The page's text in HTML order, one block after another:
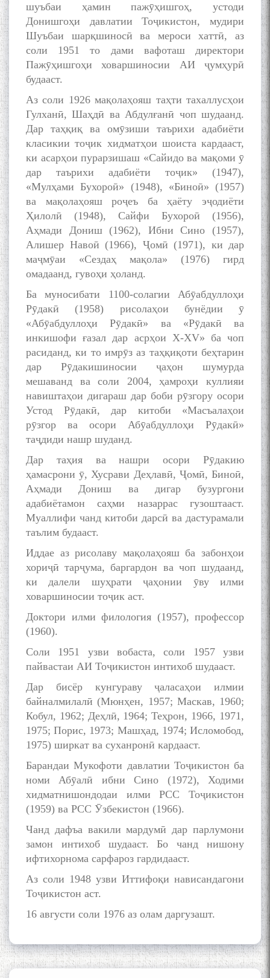
шуъбаи ҳамин пажӯҳишгоҳ, устоди
Донишгоҳи давлатии Тоҷикистон, мудири
Шуъбаи шарқшиносӣ ва мероси хаттӣ, аз
соли 1951 то дами вафоташ директори
Пажӯҳишгоҳи ховаршиносии АИ ҷумҳурӣ
будааст.
Аз соли 1926 мақолаҳояш таҳти тахаллусҳои
Гулханӣ, Шаҳдӣ ва Абдулғанӣ чоп шудаанд.
Дар таҳқиқ ва омӯзиши таърихи адабиёти
класикии тоҷик хидматҳои шоиста кардааст,
ки асарҳои пурарзишаш «Сайидо ва мақоми ӯ
дар таърихи адабиёти тоҷик» (1947),
«Мулҳами Бухороӣ» (1948), «Биноӣ» (1957)
ва мақолаҳояш роҷеъ ба ҳаёту эҷодиёти
Ҳилолӣ (1948), Сайфи Бухороӣ (1956),
Аҳмади Дониш (1962), Ибни Сино (1957),
Алишер Навоӣ (1966), Ҷомӣ (1971), ки дар
маҷмӯаи «Сездаҳ мақола» (1976) гирд
омадаанд, гувоҳи ҳоланд.
Ба муносибати 1100-солагии Абӯабдуллоҳи
Рӯдакӣ (1958) рисолаҳои бунёдии ӯ
«Абӯабдуллоҳи Рӯдакӣ» ва «Рӯдакӣ ва
инкишофи ғазал дар асрҳои X-XV» ба чоп
расиданд, ки то имрӯз аз таҳқиқоти беҳтарин
дар Рӯдакишиносии ҷаҳон шумурда
мешаванд ва соли 2004, ҳамроҳи куллияи
навиштаҳои дигараш дар боби рӯзгору осори
Устод Рӯдакӣ, дар китоби «Масъалаҳои
рӯзгор ва осори Абӯабдуллоҳи Рӯдакӣ»
таҷдиди нашр шуданд.
Дар таҳия ва нашри осори Рӯдакию
ҳамасрони ӯ, Хусрави Деҳлавӣ, Ҷомӣ, Биноӣ,
Аҳмади Дониш ва дигар бузургони
адабиётамон саҳми назаррас гузоштааст.
Муаллифи чанд китоби дарсӣ ва дастурамали
таълим будааст.
Иддае аз рисолаву мақолаҳояш ба забонҳои
хориҷӣ тарҷума, баргардон ва чоп шудаанд,
ки далели шуҳрати ҷаҳонии ӯву илми
ховаршиносии тоҷик аст.
Доктори илми филология (1957), профессор
(1960).
Соли 1951 узви вобаста, соли 1957 узви
пайвастаи АИ Тоҷикистон интихоб шудааст.
Дар бисёр кунгураву ҷаласаҳои илмии
байналмилалӣ (Мюнҳен, 1957; Маскав, 1960;
Кобул, 1962; Деҳлӣ, 1964; Теҳрон, 1966, 1971,
1975; Порис, 1973; Машҳад, 1974; Исломобод,
1975) ширкат ва суханронӣ кардааст.
Барандаи Мукофоти давлатии Тоҷикистон ба
номи Абӯалӣ ибни Сино (1972), Ходими
хидматнишондодаи илми РСС Тоҷикистон
(1959) ва РСС Ӯзбекистон (1966).
Чанд дафъа вакили мардумӣ дар парлумони
замон интихоб шудааст. Бо чанд нишону
ифтихорнома сарфароз гардидааст.
Аз соли 1948 узви Иттифоқи нависандагони
Тоҷикистон аст.
16 августи соли 1976 аз олам даргузашт.
БА МУНОСИБАТИ
БУЗУРГДОШТИ РӮЗИ РӮДАКӢ
Дар Академияи миллии
илмҳои Тоҷикистон бахшида
ба 100-солагии мунаққиду
адабиётшинос Соҳиб
Табаров ҳамоиши илмӣ-
назариявӣ баргузор гардид.
МАВЛОНО ҶАЛОЛИДДИНИ
БАЛХӢ БУЗУРГТАРИН
МУТАФАККИР ВА ОРИФИ
ЗАБОНУ АДАБИ ТОҶИК
قناعت Mumin Qanoat
Сухбати навқаламон бо
Муъмин Қаноат\Meeting of
young talents with Mumyin
The Persian Gulf Beautiful
poetry from Устод Мумин
Қаноат (Ustod Mumin Qanoat)
and Master Mehryar
Mehrafarin about the conflict
of the name of the Persian
Gulf
Сайри Дарвоз бо Мӯъмин
мезанад
АЗ ҶОНИБИ ОЛИМОНИ
АКАДЕМИЯИ МИЛЛИИ